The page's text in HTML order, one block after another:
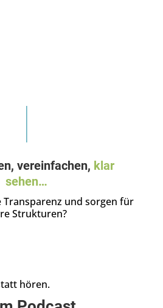
vereinfachen, klar
sehen…
Transparenz und sorgen für
Strukturen?
hören.